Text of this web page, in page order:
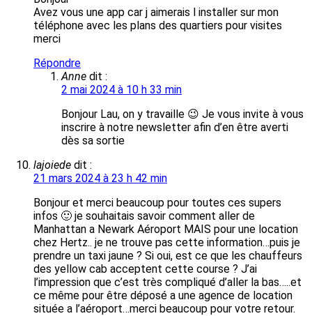
Avez vous une app car j aimerais l installer sur mon
téléphone avec les plans des quartiers pour visites
merci
Répondre
Anne dit :
2 mai 2024 à 10 h 33 min
Bonjour Lau, on y travaille 😉 Je vous invite à vous
inscrire à notre newsletter afin d’en être averti
dès sa sortie
lajoiede dit :
21 mars 2024 à 23 h 42 min
Bonjour et merci beaucoup pour toutes ces supers
infos 🙂 je souhaitais savoir comment aller de
Manhattan a Newark Aéroport MAIS pour une location
chez Hertz.. je ne trouve pas cette information…puis je
prendre un taxi jaune ? Si oui, est ce que les chauffeurs
des yellow cab acceptent cette course ? J’ai
l’impression que c’est très compliqué d’aller la bas…..et
ce même pour être déposé a une agence de location
située a l’aéroport…merci beaucoup pour votre retour.